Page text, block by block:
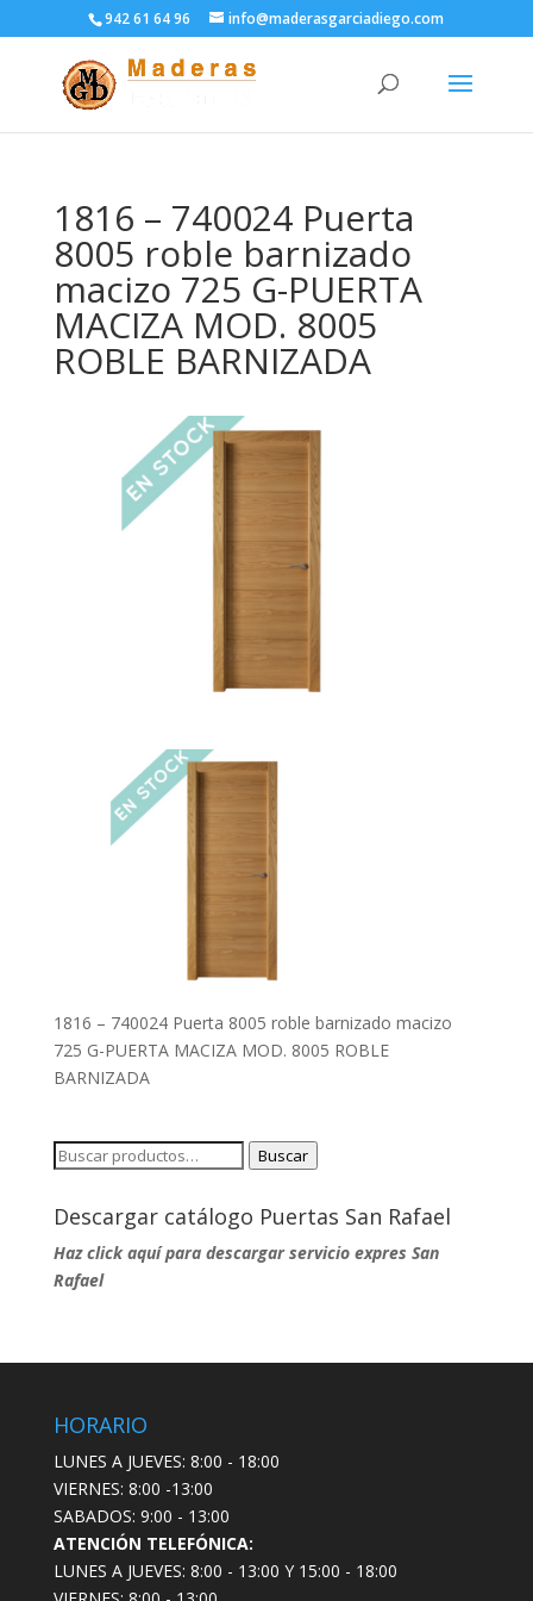
942 61 64 96 info@maderasgarciadiego.com
1816 – 740024 Puerta
8005 roble barnizado
macizo 725 G-PUERTA
MACIZA MOD. 8005
ROBLE BARNIZADA
1816 – 740024 Puerta 8005 roble barnizado macizo
725 G-PUERTA MACIZA MOD. 8005 ROBLE
BARNIZADA
Buscar
Buscar
Descargar catálogo Puertas San Rafael
Haz click aquí para descargar servicio expres San
Rafael
HORARIO
LUNES A JUEVES: 8:00 - 18:00
VIERNES: 8:00 -13:00
SABADOS: 9:00 - 13:00
ATENCIÓN TELEFÓNICA:
LUNES A JUEVES: 8:00 - 13:00 Y 15:00 - 18:00